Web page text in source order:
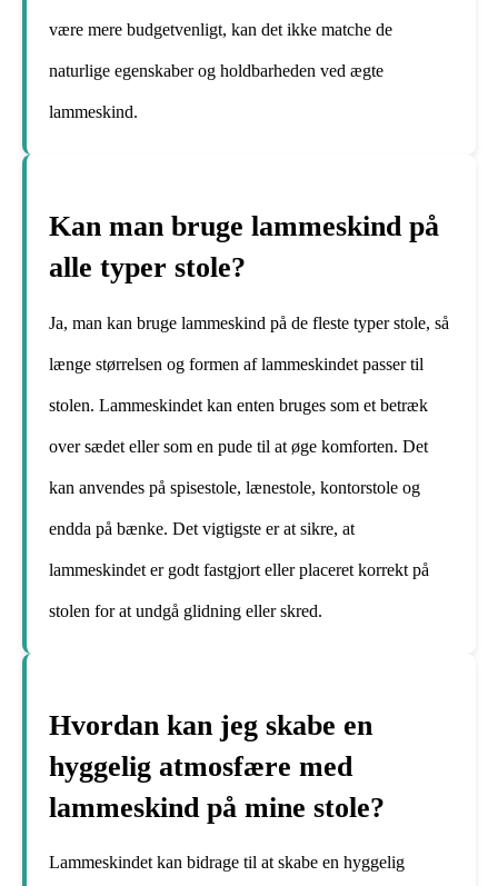
være mere budgetvenligt, kan det ikke matche de
naturlige egenskaber og holdbarheden ved ægte
lammeskind.
Kan man bruge lammeskind på
alle typer stole?
Ja, man kan bruge lammeskind på de fleste typer stole, så
længe størrelsen og formen af lammeskindet passer til
stolen. Lammeskindet kan enten bruges som et betræk
over sædet eller som en pude til at øge komforten. Det
kan anvendes på spisestole, lænestole, kontorstole og
endda på bænke. Det vigtigste er at sikre, at
lammeskindet er godt fastgjort eller placeret korrekt på
stolen for at undgå glidning eller skred.
Hvordan kan jeg skabe en
hyggelig atmosfære med
lammeskind på mine stole?
Lammeskindet kan bidrage til at skabe en hyggelig